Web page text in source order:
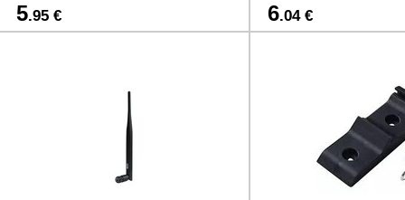
5.95 € 6.04 €